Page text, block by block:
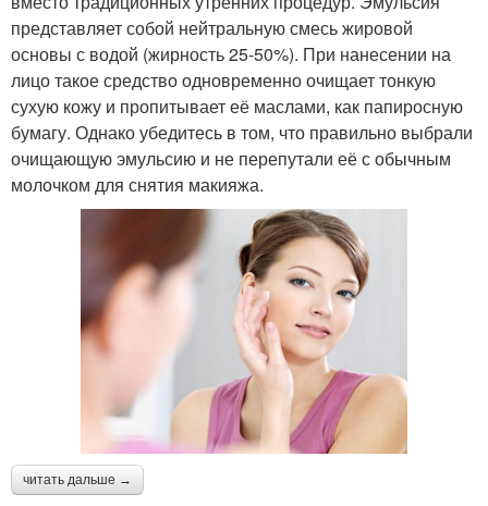
представляет собой нейтральную смесь жировой
основы с водой (жирность 25-50%). При нанесении на
лицо такое средство одновременно очищает тонкую
сухую кожу и пропитывает её маслами, как папиросную
бумагу. Однако убедитесь в том, что правильно выбрали
очищающую эмульсию и не перепутали её с обычным
молочком для снятия макияжа.
читать дальше →